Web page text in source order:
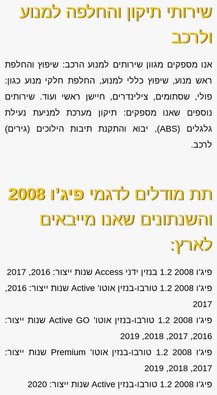
שירותי תיקון והחלפה למנוע
ולרכב
אנו מספקים מגוון שירותים למנוע הרכב: שיפוץ והחלפת
ראש מנוע, שיפוץ כללי למנוע, החלפת חלקי מנוע כגון:
פולי, שסתומים, צילינדרים, חיישן ראשי ועוד. שירותים
נוספים שאנו מספקים: תיקון מערכת למניעת נעילת
גלגלים (ABS), יבוא והתקנת תיבות הילוכים (גירים)
לרכב.
תת מודלים לדגמי פיג’ו 2008
והשנתונים שאנו מייבאים
לארץ:
פיג’ו 2008 1.2 בנזין ידני Access שנות ייצור: 2016, 2017
פיג’ו 2008 1.2 טורבו-בנזין אוטו’ Active שנות ייצור: 2016,
2017
פיג’ו 2008 1.2 טורבו-בנזין אוטו’ Active GO שנות ייצור:
2016, 2017, 2018, 2019
פיג’ו 2008 1.2 טורבו-בנזין אוטו’ Premium שנות ייצור:
2017, 2018, 2019
פיג’ו 2008 1.2 טורבו-בנזין Active שנות ייצור: 2020